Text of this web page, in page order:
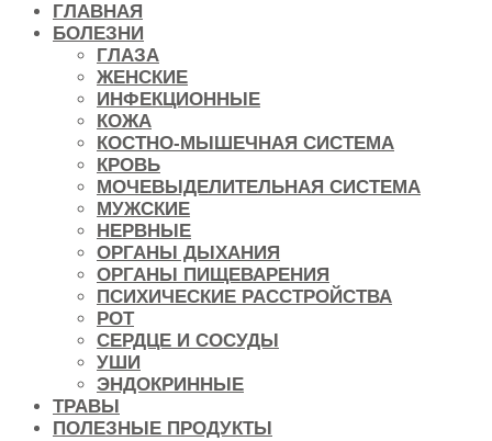
ГЛАВНАЯ
БОЛЕЗНИ
ГЛАЗА
ЖЕНСКИЕ
ИНФЕКЦИОННЫЕ
КОЖА
КОСТНО-МЫШЕЧНАЯ СИСТЕМА
КРОВЬ
МОЧЕВЫДЕЛИТЕЛЬНАЯ СИСТЕМА
МУЖСКИЕ
НЕРВНЫЕ
ОРГАНЫ ДЫХАНИЯ
ОРГАНЫ ПИЩЕВАРЕНИЯ
ПСИХИЧЕСКИЕ РАССТРОЙСТВА
РОТ
СЕРДЦЕ И СОСУДЫ
УШИ
ЭНДОКРИННЫЕ
ТРАВЫ
ПОЛЕЗНЫЕ ПРОДУКТЫ